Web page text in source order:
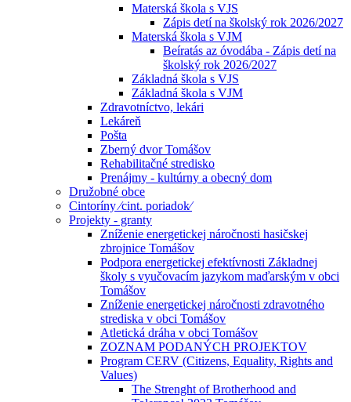
Materská škola s VJS
Zápis detí na školský rok 2026/2027
Materská škola s VJM
Beíratás az óvodába - Zápis detí na
školský rok 2026/2027
Základná škola s VJS
Základná škola s VJM
Zdravotníctvo, lekári
Lekáreň
Pošta
Zberný dvor Tomášov
Rehabilitačné stredisko
Prenájmy - kultúrny a obecný dom
Družobné obce
Cintoríny ⁄cint. poriadok⁄
Projekty - granty
Zníženie energetickej náročnosti hasičskej
zbrojnice Tomášov
Podpora energetickej efektívnosti Základnej
školy s vyučovacím jazykom maďarským v obci
Tomášov
Zníženie energetickej náročnosti zdravotného
strediska v obci Tomášov
Atletická dráha v obci Tomášov
ZOZNAM PODANÝCH PROJEKTOV
Program CERV (Citizens, Equality, Rights and
Values)
The Strenght of Brotherhood and